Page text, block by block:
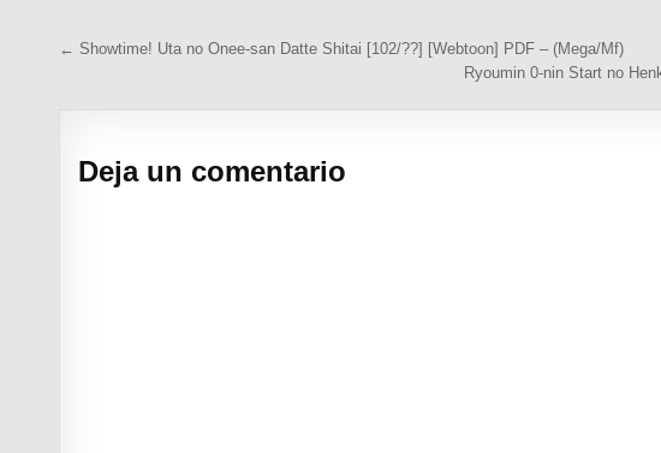
Navegación de entradas
← Showtime! Uta no Onee-san Datte Shitai [102/??] [Webtoon] PDF – (Mega/Mf)
Ryoumin 0-nin Start no
Deja un comentario